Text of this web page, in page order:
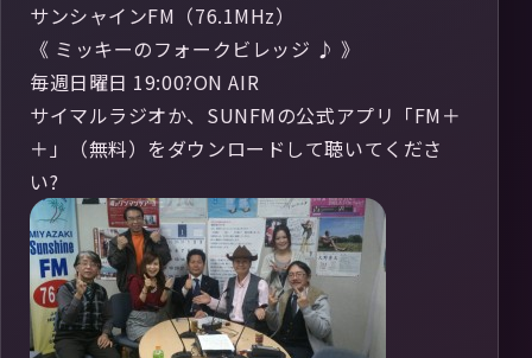
サンシャインFM（76.1MHz）
《 ミッキーのフォークビレッジ ♪ 》
毎週日曜日 19:00?ON AIR
サイマルラジオか、SUNFMの公式アプリ「FM＋
＋」（無料）をダウンロードして聴いてくださ
い?